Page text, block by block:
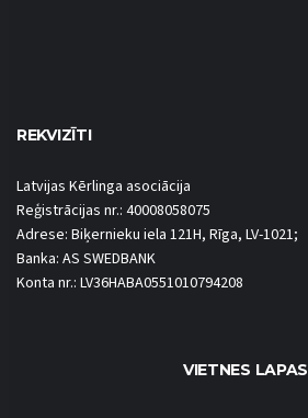
REKVIZĪTI
Latvijas Kērlinga asociācija
Reģistrācijas nr.: 40008058075
Adrese: Biķernieku iela 121H, Rīga, LV-1021;
Banka: AS SWEDBANK
Konta nr.: LV36HABA0551010794208
VIETNES LAPAS